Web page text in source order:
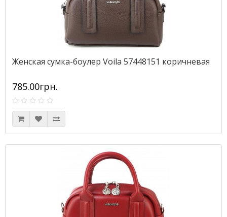
Женская сумка-боулер Voila 57448151 коричневая
785.00грн.